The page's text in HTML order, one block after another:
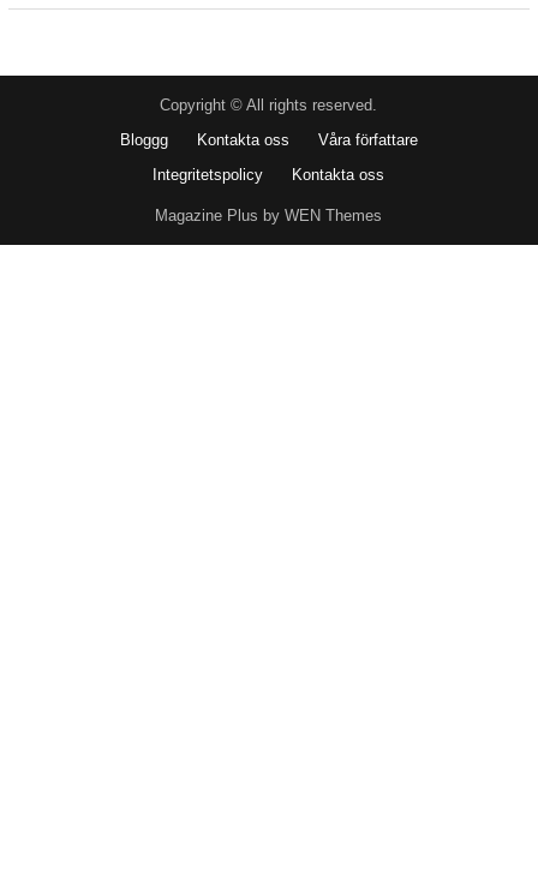
Copyright © All rights reserved.
Bloggg
Kontakta oss
Våra författare
Integritetspolicy
Kontakta oss
Magazine Plus by WEN Themes